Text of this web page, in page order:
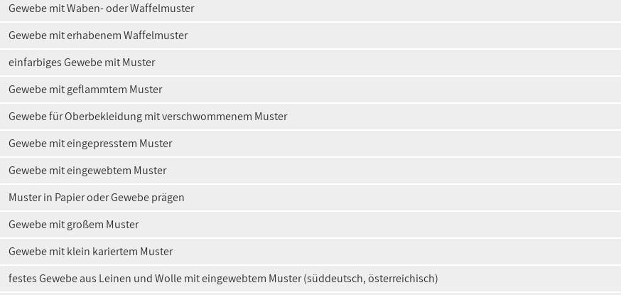
Gewebe mit Waben- oder Waffelmuster
Gewebe mit erhabenem Waffelmuster
einfarbiges Gewebe mit Muster
Gewebe mit geflammtem Muster
Gewebe für Oberbekleidung mit verschwommenem Muster
Gewebe mit eingepresstem Muster
Gewebe mit eingewebtem Muster
Muster in Papier oder Gewebe prägen
Gewebe mit großem Muster
Gewebe mit klein kariertem Muster
festes Gewebe aus Leinen und Wolle mit eingewebtem Muster (süddeutsch, österreichisch)